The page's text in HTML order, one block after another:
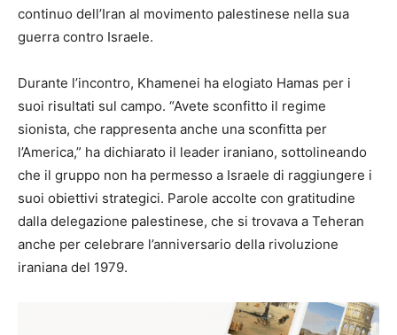
continuo dell’Iran al movimento palestinese nella sua
guerra contro Israele.
Durante l’incontro, Khamenei ha elogiato Hamas per i
suoi risultati sul campo. “Avete sconfitto il regime
sionista, che rappresenta anche una sconfitta per
l’America,” ha dichiarato il leader iraniano, sottolineando
che il gruppo non ha permesso a Israele di raggiungere i
suoi obiettivi strategici. Parole accolte con gratitudine
dalla delegazione palestinese, che si trovava a Teheran
anche per celebrare l’anniversario della rivoluzione
iraniana del 1979.